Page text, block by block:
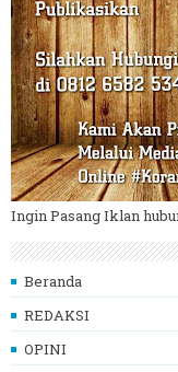
Ingin Pasang Iklan
Beranda
REDAKSI
OPINI